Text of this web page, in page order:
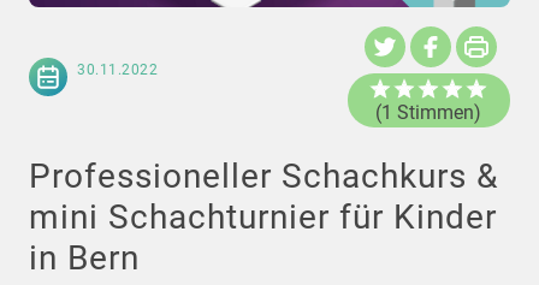
30.11.2022
(1 Stimmen)
Professioneller Schachkurs &
mini Schachturnier für Kinder
in Bern